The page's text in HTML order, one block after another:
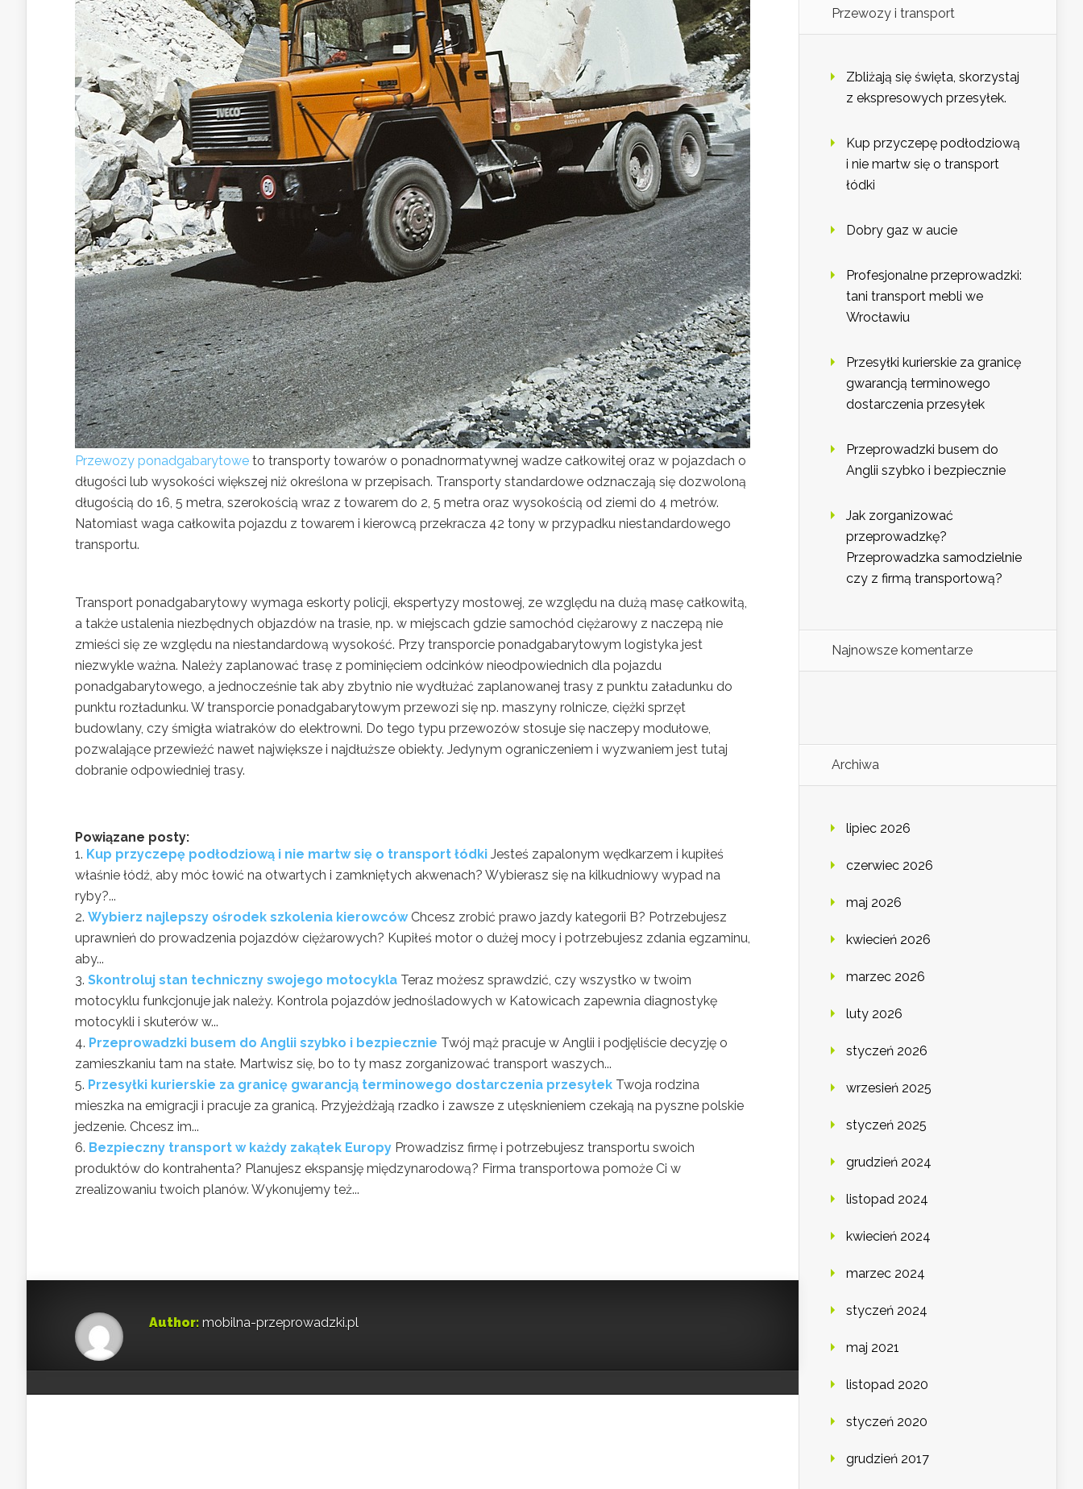
Przewozy ponadgabarytowe to transporty towarów o ponadnormatywnej wadze całkowitej oraz w pojazdach o
długości lub wysokości większej niż określona w przepisach. Transporty standardowe odznaczają się dozwoloną
długością do 16, 5 metra, szerokością wraz z towarem do 2, 5 metra oraz wysokością od ziemi do 4 metrów.
Natomiast waga całkowita pojazdu z towarem i kierowcą przekracza 42 tony w przypadku niestandardowego
transportu.
Transport ponadgabarytowy wymaga eskorty policji, ekspertyzy mostowej, ze względu na dużą masę całkowitą,
a także ustalenia niezbędnych objazdów na trasie, np. w miejscach gdzie samochód ciężarowy z naczepą nie
zmieści się ze względu na niestandardową wysokość. Przy transporcie ponadgabarytowym logistyka jest
niezwykle ważna. Należy zaplanować trasę z pominięciem odcinków nieodpowiednich dla pojazdu
ponadgabarytowego, a jednocześnie tak aby zbytnio nie wydłużać zaplanowanej trasy z punktu załadunku do
punktu rozładunku. W transporcie ponadgabarytowym przewozi się np. maszyny rolnicze, ciężki sprzęt
budowlany, czy śmigła wiatraków do elektrowni. Do tego typu przewozów stosuje się naczepy modułowe,
pozwalające przewieźć nawet największe i najdłuższe obiekty. Jedynym ograniczeniem i wyzwaniem jest tutaj
dobranie odpowiedniej trasy.
Powiązane posty:
Kup przyczepę podłodziową i nie martw się o transport łódki Jesteś zapalonym wędkarzem i kupiłeś
właśnie łódź, aby móc łowić na otwartych i zamkniętych akwenach? Wybierasz się na kilkudniowy wypad na
ryby?...
Wybierz najlepszy ośrodek szkolenia kierowców Chcesz zrobić prawo jazdy kategorii B? Potrzebujesz
uprawnień do prowadzenia pojazdów ciężarowych? Kupiłeś motor o dużej mocy i potrzebujesz zdania egzaminu,
aby...
Skontroluj stan techniczny swojego motocykla Teraz możesz sprawdzić, czy wszystko w twoim
motocyklu funkcjonuje jak należy. Kontrola pojazdów jednośladowych w Katowicach zapewnia diagnostykę
motocykli i skuterów w...
Przeprowadzki busem do Anglii szybko i bezpiecznie Twój mąż pracuje w Anglii i podjęliście decyzję o
zamieszkaniu tam na stałe. Martwisz się, bo to ty masz zorganizować transport waszych...
Przesyłki kurierskie za granicę gwarancją terminowego dostarczenia przesyłek Twoja rodzina
mieszka na emigracji i pracuje za granicą. Przyjeżdżają rzadko i zawsze z utęsknieniem czekają na pyszne polskie
jedzenie. Chcesz im...
Bezpieczny transport w każdy zakątek Europy Prowadzisz firmę i potrzebujesz transportu swoich
produktów do kontrahenta? Planujesz ekspansję międzynarodową? Firma transportowa pomoże Ci w
zrealizowaniu twoich planów. Wykonujemy też...
Author: mobilna-przeprowadzki.pl
Przewozy i transport
Zbliżają się święta, skorzystaj
z ekspresowych przesyłek.
Kup przyczepę podłodziową
i nie martw się o transport
łódki
Dobry gaz w aucie
Profesjonalne przeprowadzki:
tani transport mebli we
Wrocławiu
Przesyłki kurierskie za granicę
gwarancją terminowego
dostarczenia przesyłek
Przeprowadzki busem do
Anglii szybko i bezpiecznie
Jak zorganizować
przeprowadzkę?
Przeprowadzka samodzielnie
czy z firmą transportową?
Najnowsze komentarze
Archiwa
lipiec 2026
czerwiec 2026
maj 2026
kwiecień 2026
marzec 2026
luty 2026
styczeń 2026
wrzesień 2025
styczeń 2025
grudzień 2024
listopad 2024
kwiecień 2024
marzec 2024
styczeń 2024
maj 2021
listopad 2020
styczeń 2020
grudzień 2017